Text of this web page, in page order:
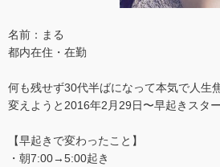
名前：まる
都内在住・在勤
何も残せず30代半ばになって本気で人生
変えようと2016年2月29日〜早起きスター
【早起きで変わったこと】
・朝7:00→5:00起き